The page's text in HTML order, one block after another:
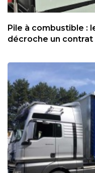
Pile à combustible :
décroche un